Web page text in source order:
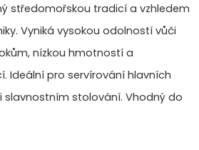
středomořskou tradicí a vzhledem
Vyniká vysokou odolností vůči
nízkou hmotností a
Ideální pro servírování hlavních
slavnostním stolování. Vhodný do